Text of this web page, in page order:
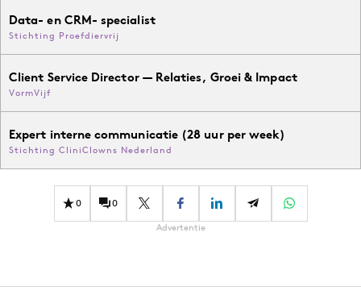
Data- en CRM- specialist
Stichting Proefdiervrij
Client Service Director — Relaties, Groei & Impact
VormVijf
Expert interne communicatie (28 uur per week)
Stichting CliniClowns Nederland
0 0
Advertentie